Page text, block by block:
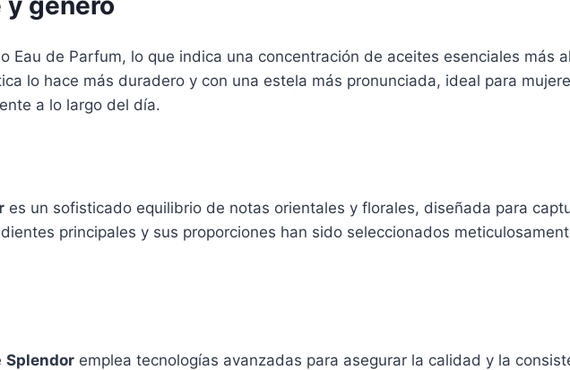
Eau de Parfum, lo que indica una concentración de aceites esenciales más
lo hace más duradero y con una estela más pronunciada, ideal para
a lo largo del día.
es un sofisticado equilibrio de notas orientales y florales, diseñada para
principales y sus proporciones han sido seleccionados
Splendor emplea tecnologías avanzadas para asegurar la calidad y la